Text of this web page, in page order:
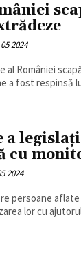
2024
al României
a fost respinsă
a
cu
2024
persoane
lor cu